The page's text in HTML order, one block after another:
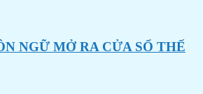
NGỮ MỞ RA CỬA SỔ THẾ